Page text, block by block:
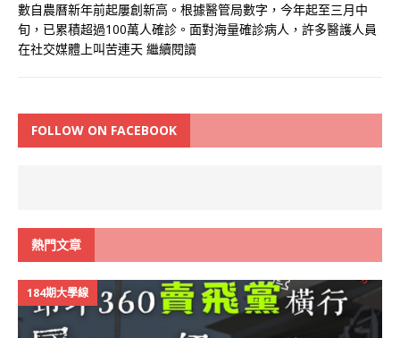
數自農曆新年前起屢創新高。根據醫管局數字，今年起至三月中
旬，已累積超過100萬人確診。面對海量確診病人，許多醫護人員
在社交媒體上叫苦連天 繼續閱讀
FOLLOW ON FACEBOOK
熱門文章
184期大學線